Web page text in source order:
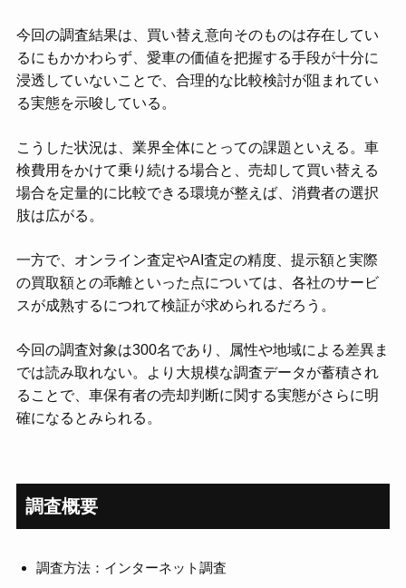
今回の調査結果は、買い替え意向そのものは存在してい
るにもかかわらず、愛車の価値を把握する手段が十分に
浸透していないことで、合理的な比較検討が阻まれてい
る実態を示唆している。
こうした状況は、業界全体にとっての課題といえる。車
検費用をかけて乗り続ける場合と、売却して買い替える
場合を定量的に比較できる環境が整えば、消費者の選択
肢は広がる。
一方で、オンライン査定やAI査定の精度、提示額と実際
の買取額との乖離といった点については、各社のサービ
スが成熟するにつれて検証が求められるだろう。
今回の調査対象は300名であり、属性や地域による差異ま
では読み取れない。より大規模な調査データが蓄積され
ることで、車保有者の売却判断に関する実態がさらに明
確になるとみられる。
調査概要
調査方法：インターネット調査